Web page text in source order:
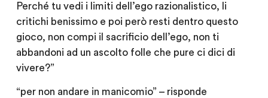
Perché tu vedi i limiti dell’ego razionalistico, li
critichi benissimo e poi però resti dentro questo
gioco, non compi il sacrificio dell’ego, non ti
abbandoni ad un ascolto folle che pure ci dici di
vivere?”
“per non andare in manicomio” – risponde